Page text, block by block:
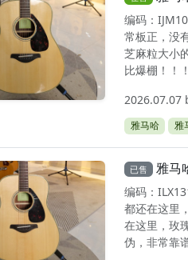
编码：
常板正，没
芝麻粒大小
比爆棚！！
2026.07.07
雅马哈 雅
已售 雅马
编码：
都还在这里
在这里，玫
伪，非常靠